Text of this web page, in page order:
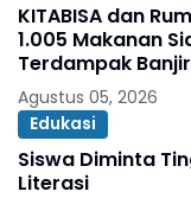
KITABISA dan
1.005 Makanan
Terdampak
Agustus 05, 2026
Edukasi
Siswa Diminta
Literasi